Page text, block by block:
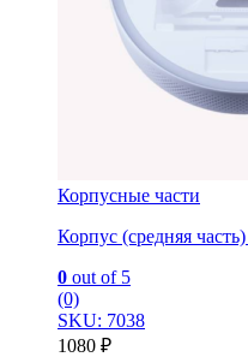
Корпусные части
Корпус (средняя
0 out of 5
(0)
SKU: 7038
1080 ₽